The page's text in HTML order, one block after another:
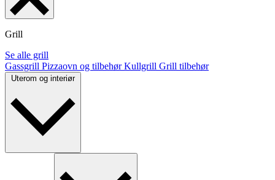
Grill
Se alle grill
Gassgrill Pizzaovn og tilbehørKullgrill Grill tilbehør
Uterom og interiør